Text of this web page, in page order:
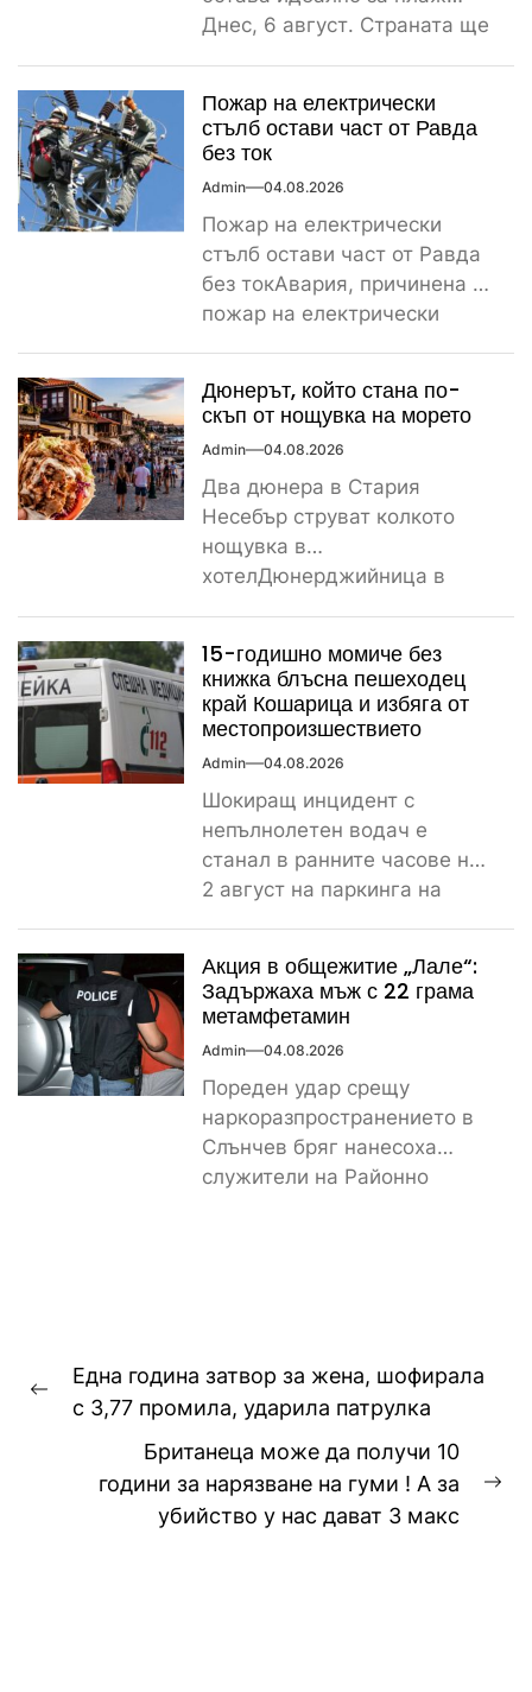
Днес, 6 август. Страната ще
Пожар на електрически
стълб остави част от Равда
без ток
Admin 04.08.2026
Пожар на електрически
стълб остави част от Равда
без токАвария, причинена от
пожар на електрически
Дюнерът, който стана по-
скъп от нощувка на морето
Admin 04.08.2026
Два дюнера в Стария
Несебър струват колкото
нощувка в
хотелДюнерджийница в
скъпотия на храната...
15-годишно момиче без
книжка блъсна пешеходец
край Кошарица и избяга от
местопроизшествието
Admin 04.08.2026
Шокиращ инцидент с
непълнолетен водач е
станал в ранните часове на
2 август на паркинга на
Акция в общежитие „Лале“:
Задържаха мъж с 22 грама
метамфетамин
Admin 04.08.2026
Пореден удар срещу
наркоразпространението в
Слънчев бряг нанесоха
служители на Районно
Навигация
Previous
Една година затвор за жена, шофирала
с 3,77 промила, ударила патрулка
Британеца може да получи 10
години за нарязване на гуми ! А за
убийство у нас дават 3 макс